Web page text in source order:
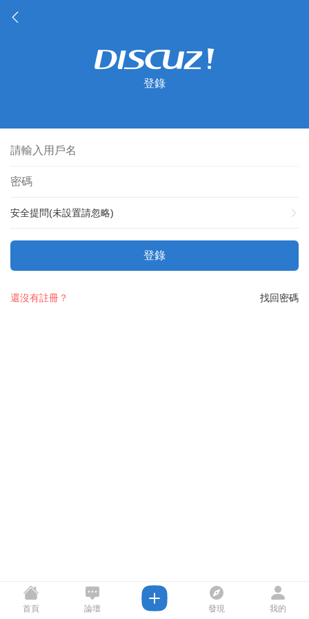
登錄
安全提問(未設置請忽略)
登錄
找回密碼
還沒有註冊？
首頁 論壇 發現 我的